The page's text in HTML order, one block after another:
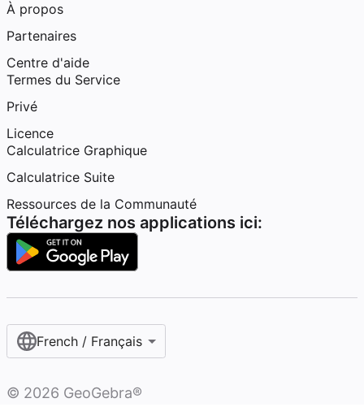
À propos
Partenaires
Centre d'aide
Termes du Service
Privé
Licence
Calculatrice Graphique
Calculatrice Suite
Ressources de la Communauté
Téléchargez nos applications ici:
French / Français‎
© 2026 GeoGebra®